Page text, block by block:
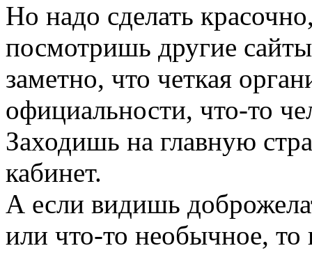
Но надо сделать
посмотришь другие
заметно, что четкая
официальности, что-то
Заходишь на главную
кабинет.
А если видишь
или что-то необычное, то